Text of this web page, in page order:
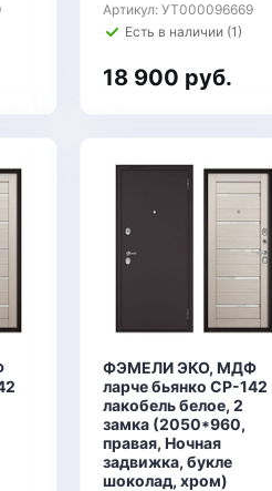
Артикул: УТ000096669
Есть в наличии (1)
18 900 руб.
ФЭМЕЛИ ЭКО, МДФ
ларче бьянко СР-142
лакобель белое, 2
замка (2050*960,
правая, Ночная
задвижка, букле
шоколад, хром)